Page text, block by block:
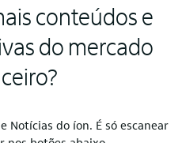
conteúdos e
do mercado
Notícias do íon. É só escanear